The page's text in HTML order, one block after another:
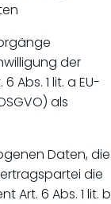
der
Abs. 1 lit. a EU-
als
Daten, die
die
Art. 6 Abs. 1 lit. b